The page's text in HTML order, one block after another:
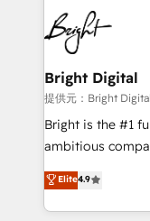
HubSpot COS
COS Design
Partner
lasting impact. We specialize in: • Turnkey and end-
to-end HubSpot
Sales, Service,
and chat agents,
workflows •
RevOps and AI-
design and CMS
and CRM
Client/member
Bright Digital
提供元：Bright Digital
Bright is the #1
ambitious
From HubSpot
developing a
digital
Elite4.9